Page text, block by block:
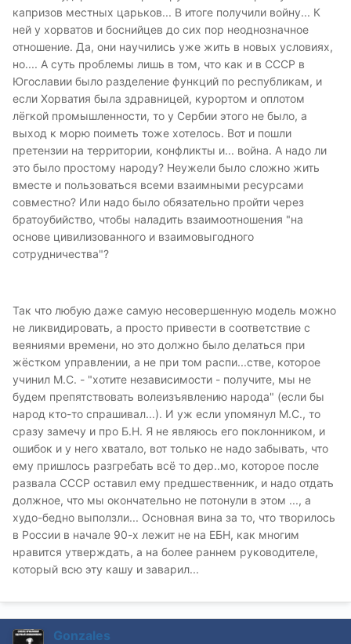
капризов местных царьков... В итоге получили войну... К
ней у хорватов и боснийцев до сих пор неоднозначное
отношение. Да, они научились уже жить в новых условиях,
но.... А суть проблемы лишь в том, что как и в СССР в
Югославии было разделение функций по республикам, и
если Хорватия была здравницей, курортом и оплотом
лёгкой промышленности, то у Сербии этого не было, а
выход к морю поиметь тоже хотелось. Вот и пошли
претензии на территории, конфликты и... война. А надо ли
это было простому народу? Неужели было сложно жить
вместе и пользоваться всеми взаимными ресурсами
совместно? Или надо было обязательно пройти через
братоубийство, чтобы наладить взаимоотношения "на
основе цивилизованного и взаимовыгодного
сотрудничества"?
Так что любую даже самую несовершенную модель можно
не ликвидировать, а просто привести в соответствие с
веяниями времени, но это должно было делаться при
жёстком управлении, а не при том распи...стве, которое
учинил М.С. - "хотите независимости - получите, мы не
будем препятствовать волеизъявлению народа" (если бы
народ кто-то спрашивал...). И уж если упомянул М.С., то
сразу замечу и про Б.Н. Я не являюсь его поклонником, и
ошибок и у него хватало, вот только не надо забывать, что
ему пришлось разгребать всё то дер..мо, которое после
развала СССР оставил ему предшественник, и надо отдать
должное, что мы окончательно не потонули в этом ..., а
худо-бедно выползли... Основная вина за то, что творилось
в России в начале 90-х лежит не на ЕБН, как многим
нравится утверждать, а на более раннем руководителе,
который всю эту кашу и заварил...
Gonzales